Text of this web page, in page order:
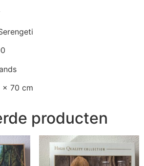
x 70 cm
producten